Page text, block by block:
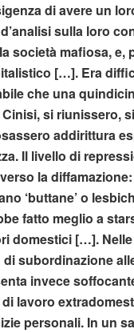
di avere un
sulla loro
società mafiosa, e,
[…]. Era
che una
si riunissero,
addirittura
Il livello di
la
‘buttane’ o
fatto meglio a
domestici […].
subordinazione
invece
lavoro
personali. In un